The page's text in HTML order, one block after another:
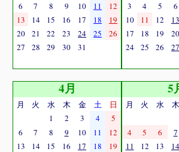
6
7 8 9 10 11
12
13
14 15 16 17 18
19
20
21 22 23 24 25
26
27
28 29 30 31
3
4 5 6
10
11 12 13
17
18 19 20
24
25 26 27
4月
月 火 水 木 金 土
日
1
2 3 4
5
6
7 8 9 10 11
12
13
14 15 16 17 18
19
5
月 火 水 木
4
5 6 7
11
12 13 14